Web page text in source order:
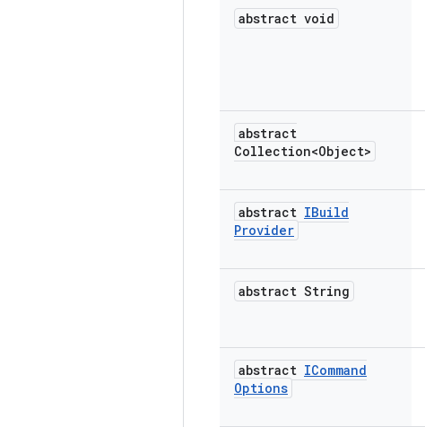
abstract void
abstract
Collection<Object>
abstract IBuild
Provider
abstract String
abstract ICommand
Options